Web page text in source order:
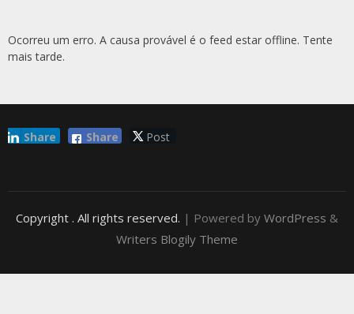
Ocorreu um erro. A causa provável é o feed estar offline. Tente
mais tarde.
Share Post
Share
Copyright . All rights reserved. | Powered by WordPress &
Writers Blogily Theme